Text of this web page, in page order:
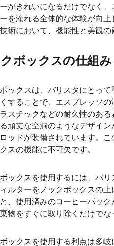
がきれいになるだけでなく
を淹れる全体的な体験が向
術において、機能性と美観の
ボックスの仕組み
ボックスは、バリスタにとっ
することで、エスプレッソ
スチックなどの耐久性のあ
頑丈な空洞のようなデザイ
ッドが装備されています。
スの機能に不可欠です。
ボックスを使用するには、バ
ルターをノックボックスの
、使用済みのコーヒーパッ
物をすぐに取り除くだけで
ボックスを使用する利点は多